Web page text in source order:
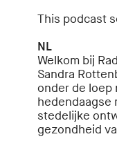
This podcast
NL
Welkom bij
Sandra
onder de loep
hedendaagse
stedelijke
gezondheid